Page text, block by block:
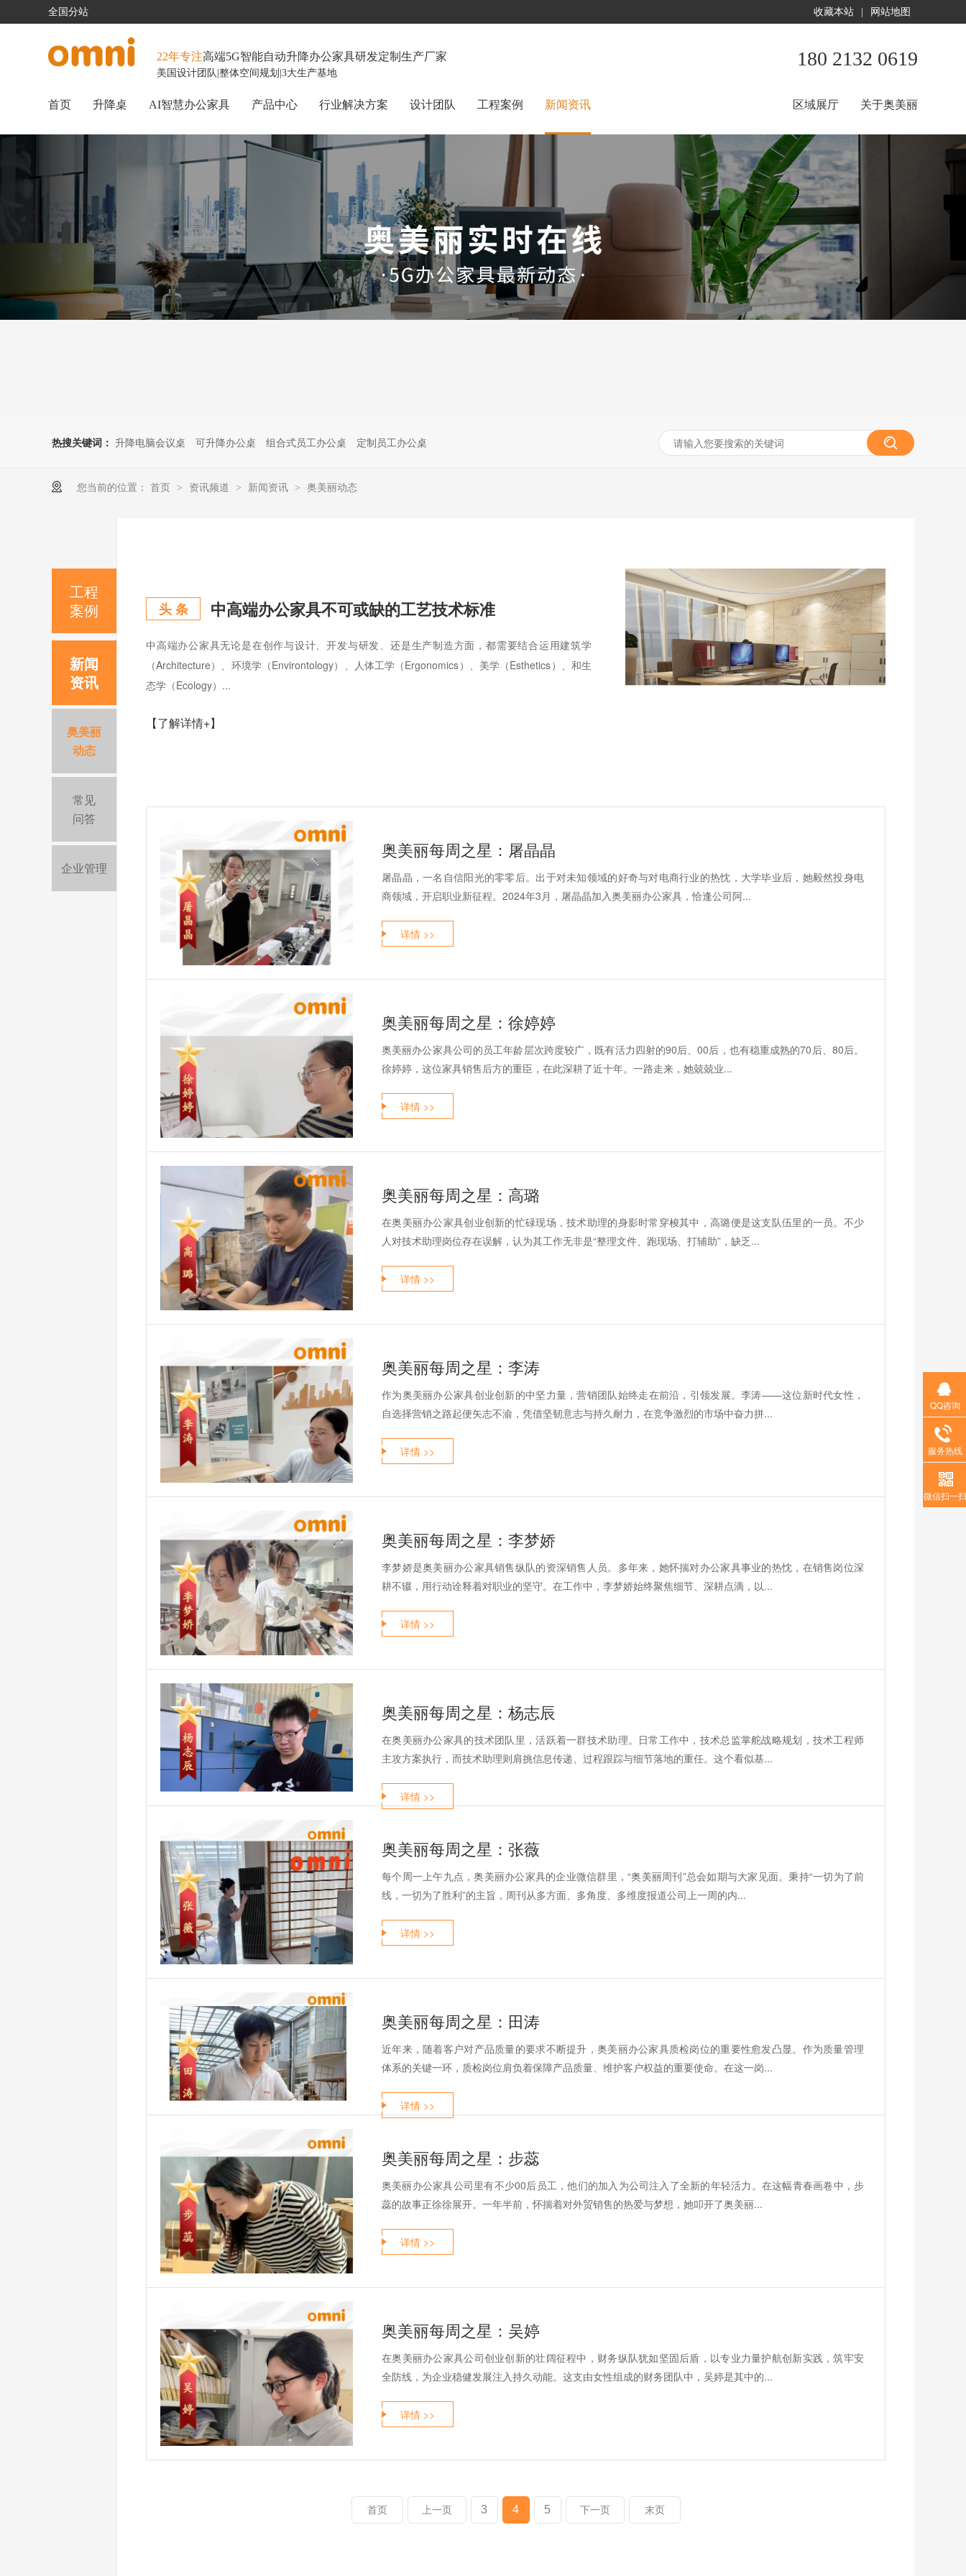
收藏本站 网站地图
全国分站
180 2132 0619
22年专注高端5G智能自动升降办公家具研发定制生产厂家
美国设计团队 |整体空间规划 |3大生产基地
首页 升降桌 AI智慧办公家具 产品中心 行业解决方案 设计团队 工程案例 新闻资讯 关于奥美丽
区域展厅
热搜关键词： 升降电脑会议桌 可升降办公桌 组合式员工办公桌 定制员工办公桌
您当前的位置： 首页 > 资讯频道 > 新闻资讯 > 奥美丽动态
头 条 中高端办公家具不可或缺的工艺技术标准
中高端办公家具无论是在创作与设计、开发与研发、还是生产制造方面，都需要结合运用建筑学
（Architecture）、环境学（Environtology）、人体工学（Ergonomics）、美学（Esthetics）、和生
态学（Ecology）...
【了解详情+】
奥美丽每周之星：屠晶晶
屠晶晶，一名自信阳光的零零后。出于对未知领域的好奇与对电商行业的热忱，大学毕业后，她毅然投身电
商领域，开启职业新征程。2024年3月，屠晶晶加入奥美丽办公家具，恰逢公司阿...
详情 >>
奥美丽每周之星：徐婷婷
奥美丽办公家具公司的员工年龄层次跨度较广，既有活力四射的90后、00后，也有稳重成熟的70后、80后。
徐婷婷，这位家具销售后方的重臣，在此深耕了近十年。一路走来，她兢兢业...
详情 >>
奥美丽每周之星：高璐
在奥美丽办公家具创业创新的忙碌现场，技术助理的身影时常穿梭其中，高璐便是这支队伍里的一员。不少
人对技术助理岗位存在误解，认为其工作无非是“整理文件、跑现场、打辅助”，缺乏...
详情 >>
奥美丽每周之星：李涛
作为奥美丽办公家具创业创新的中坚力量，营销团队始终走在前沿，引领发展。李涛——这位新时代女性，
自选择营销之路起便矢志不渝，凭借坚韧意志与持久耐力，在竞争激烈的市场中奋力拼...
详情 >>
奥美丽每周之星：李梦娇
李梦娇是奥美丽办公家具销售纵队的资深销售人员。多年来，她怀揣对办公家具事业的热忱，在销售岗位深
耕不辍，用行动诠释着对职业的坚守。在工作中，李梦娇始终聚焦细节、深耕点滴，以...
详情 >>
奥美丽每周之星：杨志辰
在奥美丽办公家具的技术团队里，活跃着一群技术助理。日常工作中，技术总监掌舵战略规划，技术工程师
主攻方案执行，而技术助理则肩挑信息传递、过程跟踪与细节落地的重任。这个看似基...
详情 >>
奥美丽每周之星：张薇
每个周一上午九点，奥美丽办公家具的企业微信群里，“奥美丽周刊”总会如期与大家见面。秉持“一切为了前
线，一切为了胜利”的主旨，周刊从多方面、多角度、多维度报道公司上一周的内...
详情 >>
奥美丽每周之星：田涛
近年来，随着客户对产品质量的要求不断提升，奥美丽办公家具质检岗位的重要性愈发凸显。作为质量管理
体系的关键一环，质检岗位肩负着保障产品质量、维护客户权益的重要使命。在这一岗...
详情 >>
奥美丽每周之星：步蕊
奥美丽办公家具公司里有不少00后员工，他们的加入为公司注入了全新的年轻活力。在这幅青春画卷中，步
蕊的故事正徐徐展开。一年半前，怀揣着对外贸销售的热爱与梦想，她叩开了奥美丽...
详情 >>
奥美丽每周之星：吴婷
在奥美丽办公家具公司创业创新的壮阔征程中，财务纵队犹如坚固后盾，以专业力量护航创新实践，筑牢安
全防线，为企业稳健发展注入持久动能。这支由女性组成的财务团队中，吴婷是其中的...
详情 >>
首页 上一页 3 4 5 下一页 末页
工程
案例
新闻
资讯
奥美丽
动态
常见
问答
企业管理
QQ咨询
服务热线
微信扫一扫